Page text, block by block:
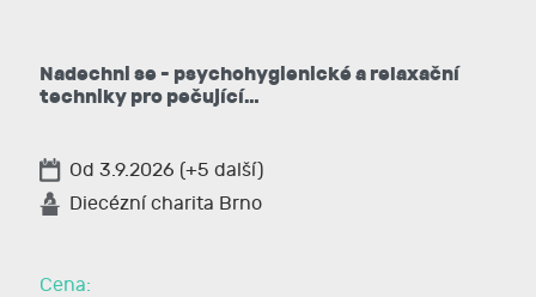
Nadechni se - psychohygienické a relaxační
techniky pro pečující…
Od 3.9.2026 (+5 další)
Diecézní charita Brno
Cena: